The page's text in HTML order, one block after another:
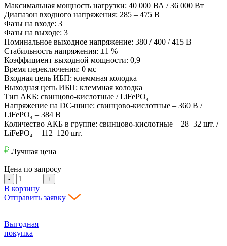
Максимальная мощность нагрузки: 40 000 ВА / 36 000 Вт
Диапазон входного напряжения: 285 – 475 В
Фазы на входе: 3
Фазы на выходе: 3
Номинальное выходное напряжение: 380 / 400 / 415 В
Стабильность напряжения: ±1 %
Коэффициент выходной мощности: 0,9
Время переключения: 0 мс
Входная цепь ИБП: клеммная колодка
Выходная цепь ИБП: клеммная колодка
Тип АКБ: свинцово-кислотные / LiFePO₄
Напряжение на DC-шине: свинцово-кислотные – 360 В /
LiFePO₄ – 384 В
Количество АКБ в группе: свинцово-кислотные – 28–32 шт. /
LiFePO₄ – 112–120 шт.
Лучшая цена
Цена по запросу
- +
В корзину
Отправить заявку
Выгодная
покупка